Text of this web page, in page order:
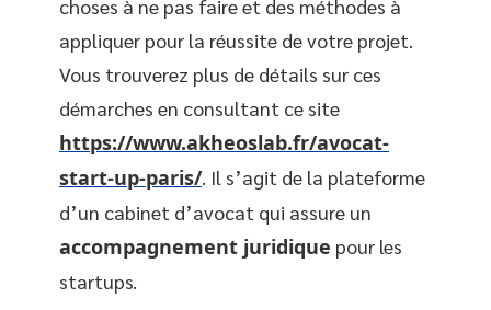
choses à ne pas faire et des méthodes à
appliquer pour la réussite de votre projet.
Vous trouverez plus de détails sur ces
démarches en consultant ce site
https://www.akheoslab.fr/avocat-
start-up-paris/. Il s’agit de la plateforme
d’un cabinet d’avocat qui assure un
accompagnement juridique pour les
startups.